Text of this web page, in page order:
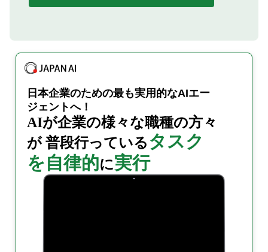
日本企業のための最も実用的なAIエー
ジェントへ！
AIが企業の様々な職種の方々
が普段行っている タスク
を自律的に実行